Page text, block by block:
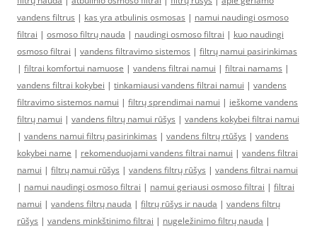
vandens filtrus | kas yra atbulinis osmosas | namui naudingi osmoso
filtrai | osmoso filtrų nauda | naudingi osmoso filtrai | kuo naudingi
osmoso filtrai | vandens filtravimo sistemos | filtrų namui pasirinkimas
| filtrai komfortui namuose | vandens filtrai namui | filtrai namams |
vandens filtrai kokybei | tinkamiausi vandens filtrai namui | vandens
filtravimo sistemos namui | filtrų sprendimai namui | ieškome vandens
filtrų namui | vandens filtrų namui rūšys | vandens kokybei filtrai namui
| vandens namui filtrų pasirinkimas | vandens filtrų rtūšys | vandens
kokybei name | rekomenduojami vandens filtrai namui | vandens filtrai
namui | filtrų namui rūšys | vandens filtrų rūšys | vandens filtrai namui
| namui naudingi osmoso filtrai | namui geriausi osmoso filtrai | filtrai
namui | vandens filtrų nauda | filtrų rūšys ir nauda | vandens filtrų
rūšys | vandens minkštinimo filtrai | nugeležinimo filtrų nauda |